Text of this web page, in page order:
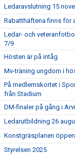
Ledaravslutning 15
Rabatthäftena finns för
Ledar- och
7/9
Hösten är på intåg
Mv-träning ungdom i
På medlemskortet i
från Stadium
DM-finaler på gång i
Ledarutbildning 26
Konstgräsplanen
Styrelsen 2025